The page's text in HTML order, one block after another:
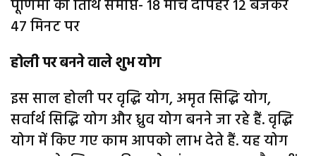
पूर्णिमा की तिथि समाप्त- 18 मार्च दोपहर 12 बजकर
47 मिनट पर
होली पर बनने वाले शुभ योग
इस साल होली पर वृद्धि योग, अमृत सिद्धि योग,
सर्वार्थ सिद्धि योग और ध्रुव योग बनने जा रहे हैं. वृद्धि
योग में किए गए काम आपको लाभ देते हैं. यह योग